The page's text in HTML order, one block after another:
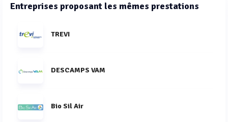
Entreprises proposant les mêmes prestations
TREVI
DESCAMPS VAM
Bio Sil Air